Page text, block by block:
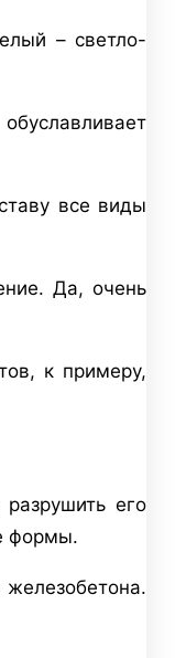
– светло-
все виды
Да, очень
к примеру,
его
формы.